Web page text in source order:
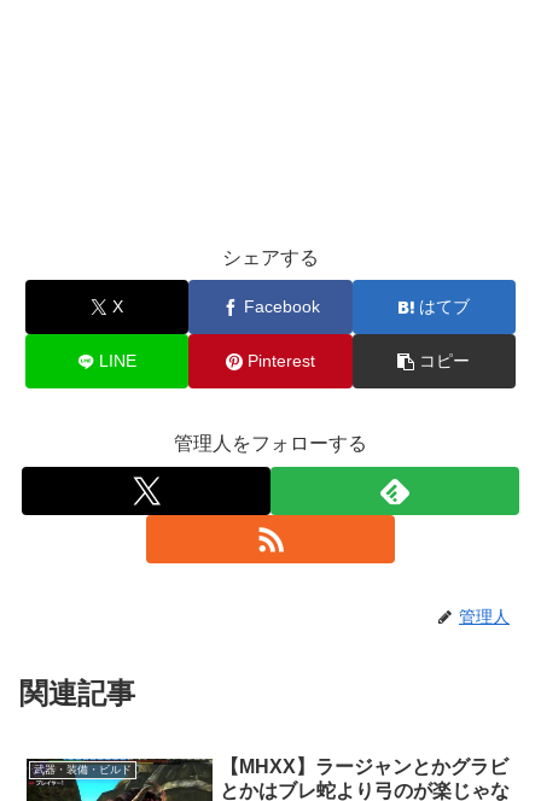
シェアする
X Facebook はてブ
LINE Pinterest コピー
管理人をフォローする
管理人
関連記事
武器・装備・ビルド
【MHXX】ラージャンとかグラビ
とかはブレ蛇より弓のが楽じゃな